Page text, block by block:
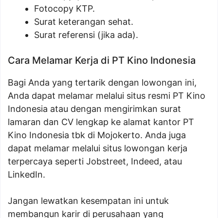
Fotocopy KTP.
Surat keterangan sehat.
Surat referensi (jika ada).
Cara Melamar Kerja di PT Kino Indonesia
Bagi Anda yang tertarik dengan lowongan ini,
Anda dapat melamar melalui situs resmi PT Kino
Indonesia atau dengan mengirimkan surat
lamaran dan CV lengkap ke alamat kantor PT
Kino Indonesia tbk di Mojokerto. Anda juga
dapat melamar melalui situs lowongan kerja
terpercaya seperti Jobstreet, Indeed, atau
LinkedIn.
Jangan lewatkan kesempatan ini untuk
membangun karir di perusahaan yang